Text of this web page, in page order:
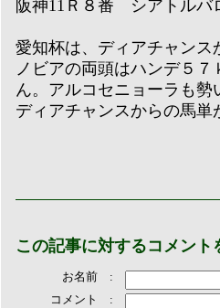
阪神11Ｒ８番 シアトルバ
愛知杯は、ディアチャン
ノビアの両頭はハンデ５
ん。アルコセニョーラも勢
ディアチャンスからの馬単
この記事に対するコメント
お名前 :
コメント :